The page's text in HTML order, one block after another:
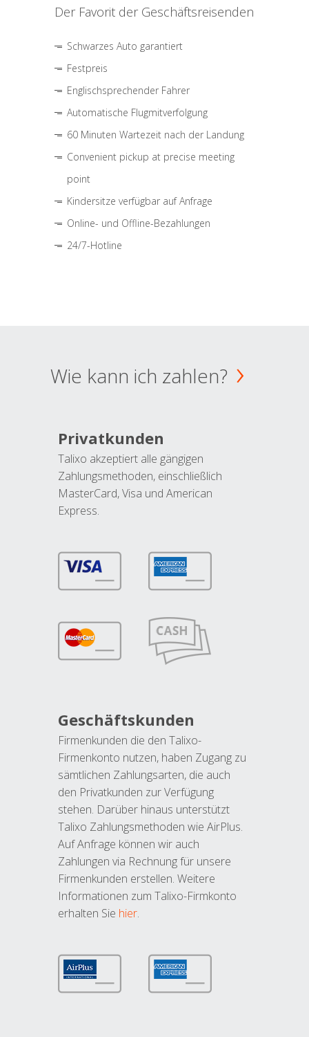
Der Favorit der Geschäftsreisenden
Schwarzes Auto garantiert
Festpreis
Englischsprechender Fahrer
Automatische Flugmitverfolgung
60 Minuten Wartezeit nach der Landung
Convenient pickup at precise meeting
point
Kindersitze verfügbar auf Anfrage
Online- und Offline-Bezahlungen
24/7-Hotline
Wie kann ich zahlen?
Privatkunden
Talixo akzeptiert alle gängigen
Zahlungsmethoden, einschließlich
MasterCard, Visa und American
Express.
Geschäftskunden
Firmenkunden die den Talixo-
Firmenkonto nutzen, haben Zugang zu
sämtlichen Zahlungsarten, die auch
den Privatkunden zur Verfügung
stehen. Darüber hinaus unterstützt
Talixo Zahlungsmethoden wie AirPlus.
Auf Anfrage können wir auch
Zahlungen via Rechnung für unsere
Firmenkunden erstellen. Weitere
Informationen zum Talixo-Firmkonto
erhalten Sie hier.